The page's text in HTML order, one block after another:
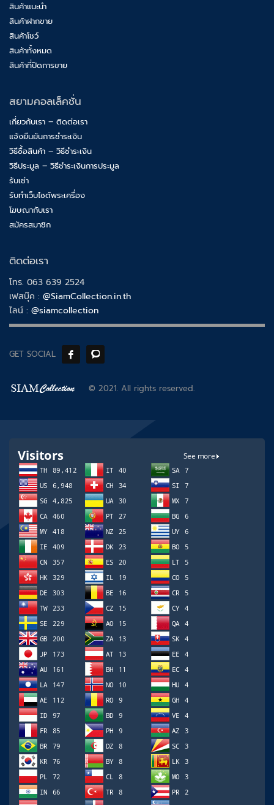
สินค้าแนะนำ
สินค้าฝากขาย
สินค้าโชว์
สินค้าทั้งหมด
สินค้าที่ปิดการขาย
สยามคอลเล็คชั่น
เกี่ยวกับเรา – ติดต่อเรา
แจ้งยืนยันการชำระเงิน
วิธีซื้อสินค้า – วิธีชำระเงิน
วิธีประมูล – วิธีชำระเงินการประมูล
รับเช่า
รับทำเว็บไซต์พระเครื่อง
โฆษณากับเรา
สมัครสมาชิก
ติดต่อเรา
โทร. 063 639 2524
เฟสบุ๊ค : @SiamCollection.in.th
ไลน์ : @siamcollection
GET SOCIAL
© 2021. All rights reserved.